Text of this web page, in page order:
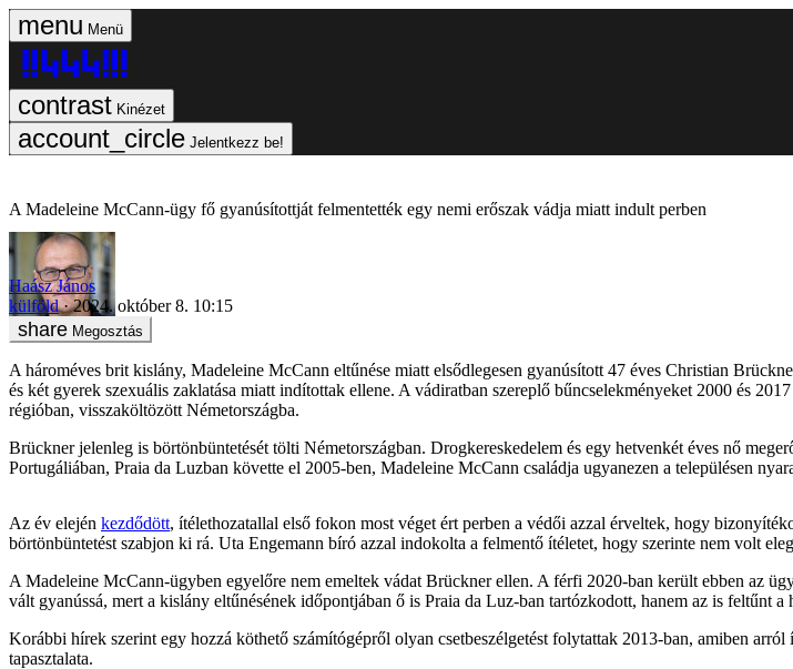
Menü
Kinézet
Jelentkezz be!
A Madeleine McCann-ügy fő gyanúsítottját felmentették egy nemi erőszak vádja miatt indult perben
Haász János
külföld
2024. október 8. 10:15
Megosztás
A hároméves brit kislány, Madeleine McCann eltűnése miatt elsődlegesen gyanúsított 47 éves Christian
és két gyerek szexuális zaklatása miatt indítottak ellene. A vádiratban szereplő bűncselekményeket 2000 és
régióban, visszaköltözött Németországba.
Brückner jelenleg is börtönbüntetését tölti Németországban. Drogkereskedelem és egy hetvenkét éves nő
Portugáliában, Praia da Luzban követte el 2005-ben, Madeleine McCann családja ugyanezen a településen
Az év elején kezdődött, ítélethozatallal első fokon most véget ért perben a védői azzal érveltek, hogy
börtönbüntetést szabjon ki rá. Uta Engemann bíró azzal indokolta a felmentő ítéletet, hogy szerinte nem volt
A Madeleine McCann-ügyben egyelőre nem emeltek vádat Brückner ellen. A férfi 2020-ban került ebben az
vált gyanússá, mert a kislány eltűnésének időpontjában ő is Praia da Luz-ban tartózkodott, hanem az is feltűnt
Korábbi hírek szerint egy hozzá köthető számítógépről olyan csetbeszélgetést folytattak 2013-ban, amiben
tapasztalata.